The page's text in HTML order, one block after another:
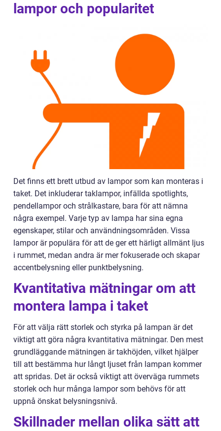
lampor och popularitet
Det finns ett brett utbud av lampor som kan monteras i
taket. Det inkluderar taklampor, infällda spotlights,
pendellampor och strålkastare, bara för att nämna
några exempel. Varje typ av lampa har sina egna
egenskaper, stilar och användningsområden. Vissa
lampor är populära för att de ger ett härligt allmänt ljus
i rummet, medan andra är mer fokuserade och skapar
accentbelysning eller punktbelysning.
Kvantitativa mätningar om att
montera lampa i taket
För att välja rätt storlek och styrka på lampan är det
viktigt att göra några kvantitativa mätningar. Den mest
grundläggande mätningen är takhöjden, vilket hjälper
till att bestämma hur långt ljuset från lampan kommer
att spridas. Det är också viktigt att överväga rummets
storlek och hur många lampor som behövs för att
uppnå önskat belysningsnivå.
Skillnader mellan olika sätt att